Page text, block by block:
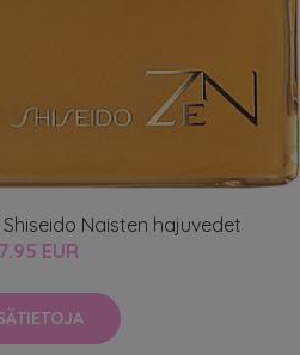
Shiseido Naisten hajuvedet
EUR